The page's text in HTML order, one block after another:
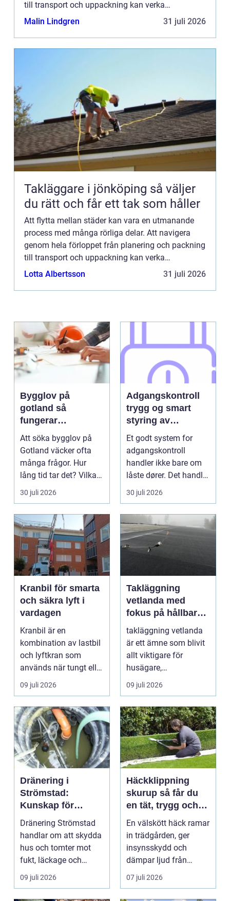
till transport och uppackning kan verka
överväldigande. I den här ...
Malin Lindgren 31 juli 2026
Takläggare i jönköping så väljer
du rätt och får ett tak som håller
Att flytta mellan städer kan vara en utmanande
process med många rörliga delar. Att navigera
genom hela förloppet från planering och packning
till transport och uppackning kan verka
överväldigande. I den här ...
Lotta Albertsson 31 juli 2026
Bygglov på
gotland så
fungerar
processen i
praktiken
Att söka bygglov på
Gotland väcker ofta
många frågor. Hur
lång tid tar det? Vilka
handlingar behövs?...
30 juli 2026
Adgangskontroll
trygg og smart
styring av
tilganger
Et godt system for
adgangskontroll
handler ikke bare om
låste dører. Det handler
om å ha oversikt, k...
30 juli 2026
Kranbil för smarta
och säkra lyft i
vardagen
Kranbil är en
kombination av lastbil
och lyftkran som
används när tungt eller
skrymma...
09 juli 2026
Takläggning
vetlanda med
fokus på hållbara
tak och trygga hus
takläggning vetlanda
är ett ämne som blivit
allt viktigare för
husägare,
bostadsrättsföreningar
och ...
09 juli 2026
Dränering i
Strömstad:
Kunskap för
tryggare
husgrunder
Dränering Strömstad
handlar om att skydda
hus och tomter mot
fukt, läckage och
l&arin...
09 juli 2026
Häckklippning
skurup så får du
en tät, trygg och
snygg häck året
runt
En välskött häck ramar
in trädgården, ger
insynsskydd och
dämpar ljud från
vägen. Samtidigt kan
häck...
07 juli 2026